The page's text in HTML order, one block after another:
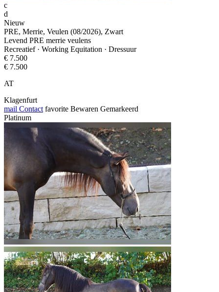
c
d
Nieuw
PRE, Merrie, Veulen (08/2026), Zwart
Levend PRE merrie veulens
Recreatief · Working Equitation · Dressuur
€ 7.500
€ 7.500
AT
Klagenfurt
mail Contact favorite Bewaren Gemarkeerd
Platinum